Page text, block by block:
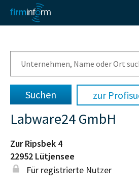
zur
Labware24 GmbH
Zur Ripsbek 4
22952 Lütjensee
Für registrierte Nutzer